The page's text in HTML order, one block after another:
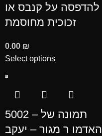
להדפסה על קנבס או
זכוכית מחוסמת
0.00 ₪
Select options
5002 – תמונה של
האדמו ר מגור – יעקב